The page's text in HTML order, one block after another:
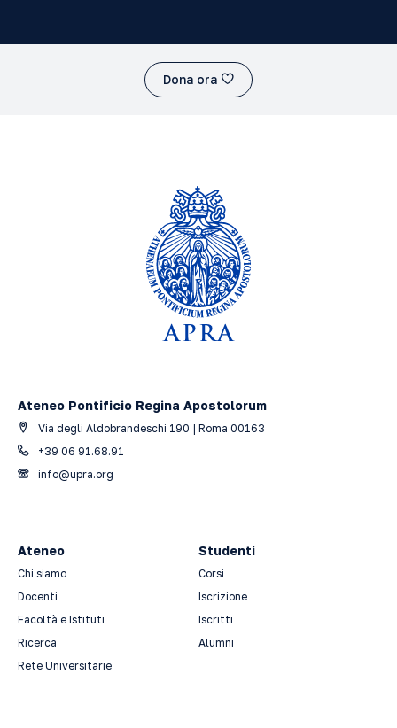
Dona ora
Ateneo Pontificio Regina Apostolorum
Via degli Aldobrandeschi 190 | Roma 00163
+39 06 91.68.91
info@upra.org
Ateneo
Chi siamo
Docenti
Facoltà e Istituti
Ricerca
Rete Universitarie
Studenti
Corsi
Iscrizione
Iscritti
Alumni